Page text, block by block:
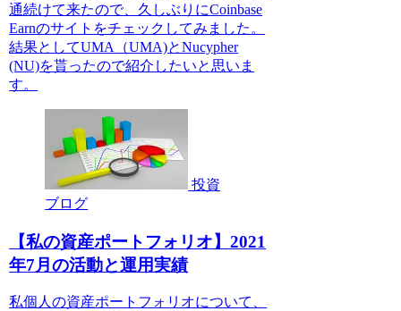
通続けて来たので、久しぶりにCoinbase
Earnのサイトをチェックしてみました。
結果としてUMA（UMA)とNucypher
(NU)を貰ったので紹介したいと思いま
す。
投資
ブログ
【私の資産ポートフォリオ】2021
年7月の活動と運用実績
私個人の資産ポートフォリオについて、